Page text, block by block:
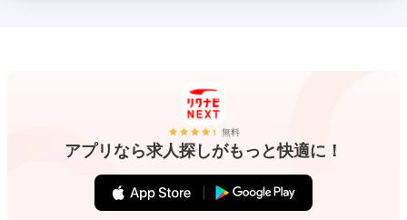
無料
アプリなら求人探しがもっと快適に！